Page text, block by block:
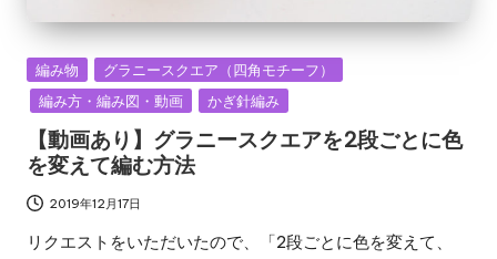
Posted
in
編み物
グラニースクエア（四角モチーフ）
編み方・編み図・動画
かぎ針編み
【動画あり】グラニースクエアを2段ごとに色
を変えて編む方法
2019年12月17日
リクエストをいただいたので、「2段ごとに色を変えて、